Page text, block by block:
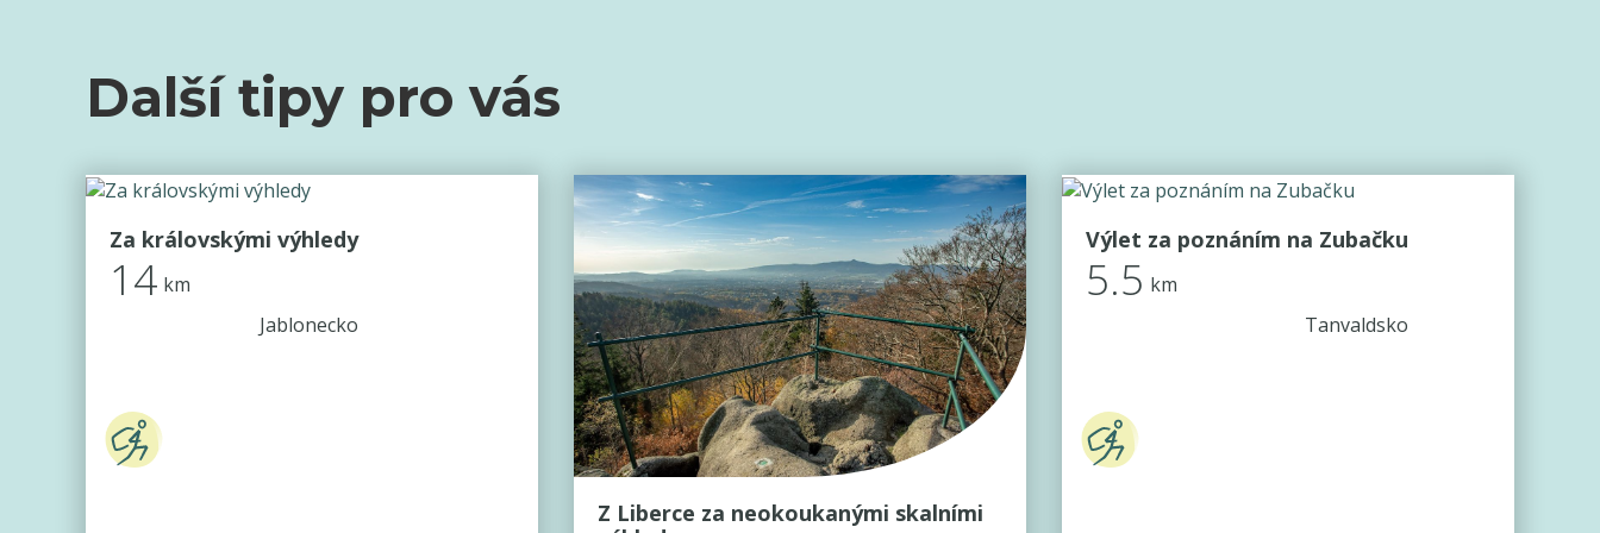
Další tipy pro vás
Za královskými výhledy
14 km
Jablonecko
Z Liberce za neokoukanými skalními
Výlet za poznáním na Zubačku
5.5 km
Tanvaldsko